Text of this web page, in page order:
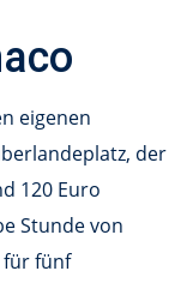
eigenen
der
120 Euro
Stunde von
für fünf